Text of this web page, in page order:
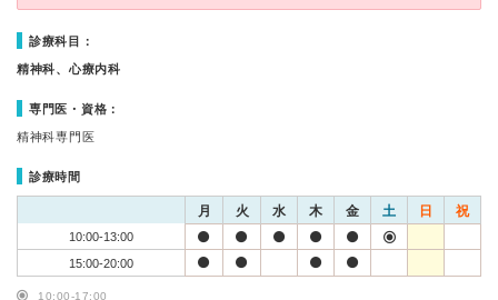
診療科目：
精神科、心療内科
専門医・資格：
精神科専門医
診療時間
月 火 水 木 金 土 日 祝
10:00-13:00
15:00-20:00
10:00-17:00